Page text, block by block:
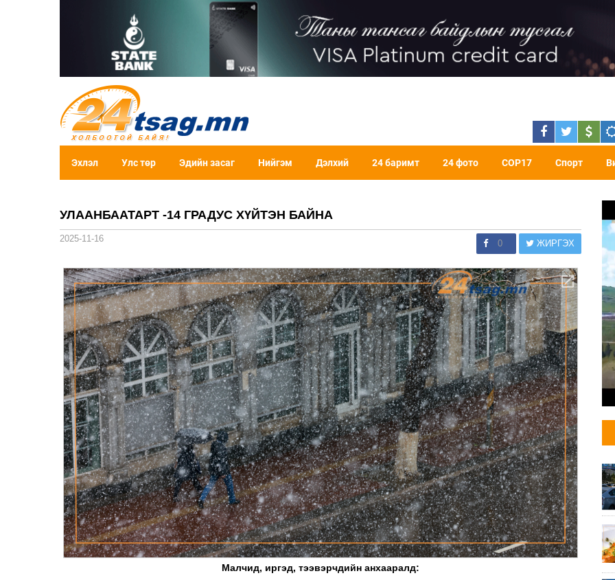
Эхлэл Улс төр Эдийн засаг Нийгэм Дэлхий 24 баримт 24 фото COP17 Спорт
УЛААНБААТАРТ -14 ГРАДУС ХҮЙТЭН БАЙНА
2025-11-16 0 ЖИРГЭХ
Малчид, иргэд, тээвэрчдийн анхааралд: